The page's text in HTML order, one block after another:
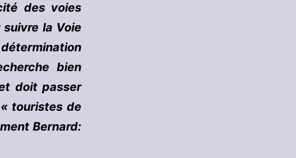
des voies
la Voie
bien
doit passer
touristes de
Bernard: